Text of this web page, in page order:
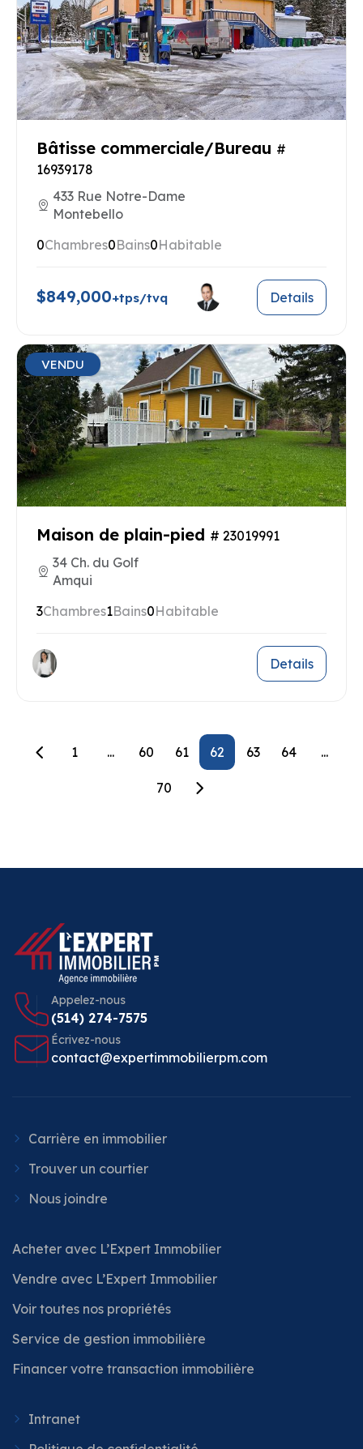
Bâtisse commerciale/Bureau #
16939178
433 Rue Notre-Dame
Montebello
0Chambres0Bains0Habitable
$849,000+tps/tvq Details
VENDU
Maison de plain-pied # 23019991
34 Ch. du Golf
Amqui
3Chambres1Bains0Habitable
Details
1 ... 60 61 62 63 64 ...
70
Appelez-nous
(514) 274-7575
Écrivez-nous
contact@expertimmobilierpm.com
Carrière en immobilier
Trouver un courtier
Nous joindre
Acheter avec L’Expert Immobilier
Vendre avec L’Expert Immobilier
Voir toutes nos propriétés
Service de gestion immobilière
Financer votre transaction immobilière
Intranet